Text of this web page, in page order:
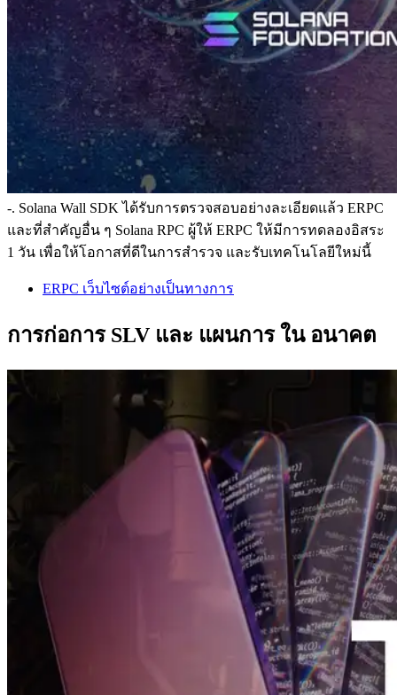
-. Solana Wall SDK ได้รับการตรวจสอบอย่างละเอียดแล้ว ERPC
และที่สําคัญอื่น ๆ Solana RPC ผู้ให้ ERPC ให้มีการทดลองอิสระ
1 วัน เพื่อให้โอกาสที่ดีในการสํารวจ และรับเทคโนโลยีใหม่นี้
ERPC เว็บไซต์อย่างเป็นทางการ
การก่อการ SLV และ แผนการ ใน อนาคต